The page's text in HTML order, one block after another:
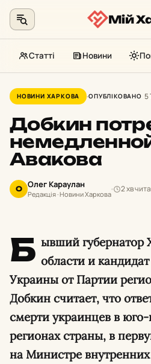
до
контенту
Мій
Статті Новини
НОВИНИ ХАРКОВА ОПУБЛІКОВАНО 5
Добкин
Авакова
О Олег Караулан
Редакція · Новини Харкова
2 хв
Б ывший губернатор
области и
Украины от Партии
Добкин считает, что
смерти украинцев в
регионах страны, в
на Министре